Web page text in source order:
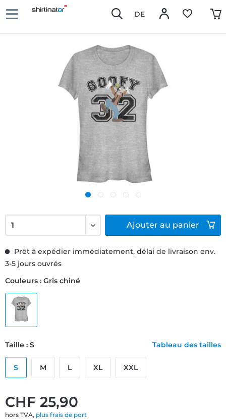
DE
CHF 25,90
hors TVA, plus frais de port
Prêt à expédier immédiatement, délai de livraison env.
3-5 jours ouvrés
Couleurs : Gris chiné
Taille : S Tableau des tailles
S M L XL XXL
Ajouter au panier